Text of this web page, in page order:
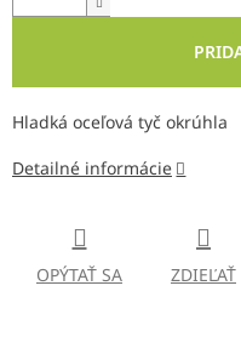
Hladká oceľová tyč okrúhla
Detailné informácie
OPÝTAŤ SA ZDIEĽAŤ